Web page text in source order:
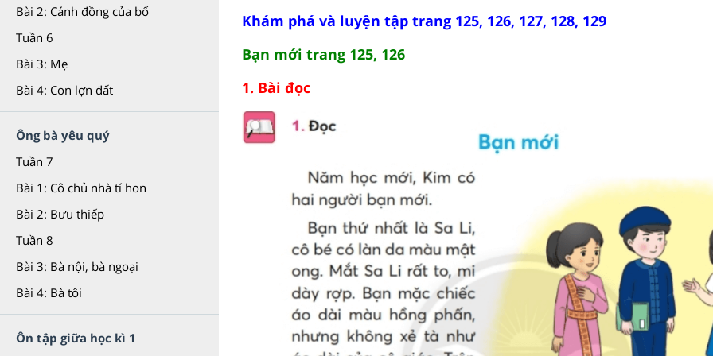
Bài 2: Cánh đồng của bố
Tuần 6
Bài 3: Mẹ
Bài 4: Con lợn đất
Ông bà yêu quý
Tuần 7
Bài 1: Cô chủ nhà tí hon
Bài 2: Bưu thiếp
Tuần 8
Bài 3: Bà nội, bà ngoại
Bài 4: Bà tôi
Ôn tập giữa học kì 1
Khám phá và luyện tập trang 125, 126, 127, 128, 129
Bạn mới trang 125, 126
1. Bài đọc